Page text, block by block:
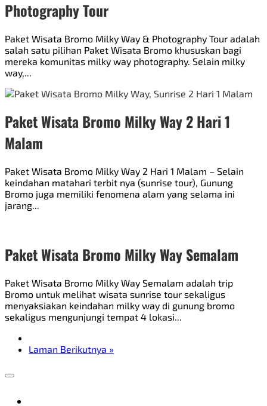
Photography Tour
Paket Wisata Bromo Milky Way & Photography Tour adalah
salah satu pilihan Paket Wisata Bromo khususkan bagi
mereka komunitas milky way photography. Selain milky
way,...
Paket Wisata Bromo Milky Way 2 Hari 1
Malam
Paket Wisata Bromo Milky Way 2 Hari 1 Malam – Selain
keindahan matahari terbit nya (sunrise tour), Gunung
Bromo juga memiliki fenomena alam yang selama ini
jarang...
Paket Wisata Bromo Milky Way Semalam
Paket Wisata Bromo Milky Way Semalam adalah trip
Bromo untuk melihat wisata sunrise tour sekaligus
menyaksiakan keindahan milky way di gunung bromo
sekaligus mengunjungi tempat 4 lokasi...
Laman Berikutnya »